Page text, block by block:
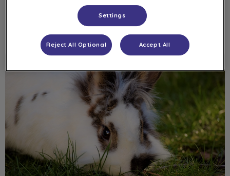
Bescherm je konijn voor warmere dagen
Settings
Reject All Optional Accept All